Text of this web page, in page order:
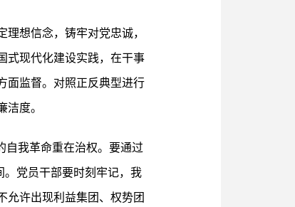
想信念，铸牢对党忠诚，
式现代化建设实践，在干事
面监督。对照正反典型进行
度。
自我革命重在治权。要通过
。党员干部要时刻牢记，我
允许出现利益集团、权势团